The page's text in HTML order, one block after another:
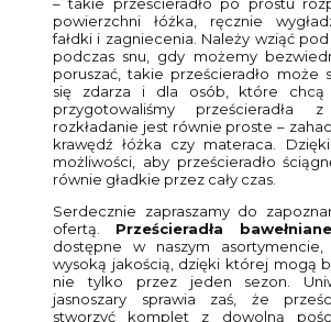
– takie prześcieradło po prostu
powierzchni łóżka, ręcznie
fałdki i zagniecenia. Należy wziąć
podczas snu, gdy możemy
poruszać, takie prześcieradło może
się zdarza i dla osób, które chcą
przygotowaliśmy prześcieradła
rozkładanie jest równie proste –
krawędź łóżka czy materaca.
możliwości, aby prześcieradło
równie gładkie przez cały czas.
Serdecznie zapraszamy do
ofertą. Prześcieradła
dostępne w naszym asortymencie,
wysoką jakością, dzięki której mogą
nie tylko przez jeden sezon.
jasnoszary sprawia zaś, że
stworzyć komplet z dowolną